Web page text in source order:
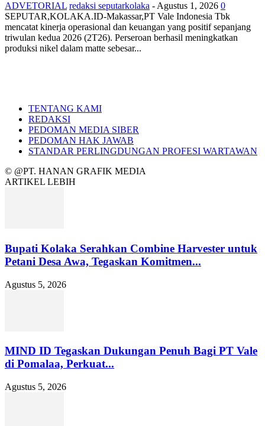
ADVETORIAL redaksi seputarkolaka - Agustus 1, 2026 0
SEPUTAR,KOLAKA.ID-Makassar,PT Vale Indonesia Tbk
mencatat kinerja operasional dan keuangan yang positif sepanjang
triwulan kedua 2026 (2T26). Perseroan berhasil meningkatkan
produksi nikel dalam matte sebesar...
TENTANG KAMI
REDAKSI
PEDOMAN MEDIA SIBER
PEDOMAN HAK JAWAB
STANDAR PERLINGDUNGAN PROFESI WARTAWAN
© @PT. HANAN GRAFIK MEDIA
ARTIKEL LEBIH
Bupati Kolaka Serahkan Combine Harvester untuk
Petani Desa Awa, Tegaskan Komitmen...
Agustus 5, 2026
MIND ID Tegaskan Dukungan Penuh Bagi PT Vale
di Pomalaa, Perkuat...
Agustus 5, 2026